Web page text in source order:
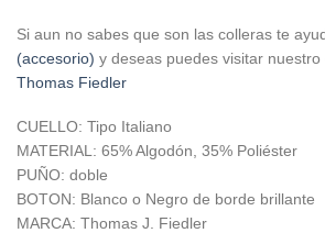
Si aun no sabes que son las colleras te
(accesorio) y deseas puedes visitar nuestro
Thomas Fiedler
CUELLO: Tipo Italiano
MATERIAL: 65% Algodón, 35% Poliéster
PUÑO: doble
BOTON: Blanco o Negro de borde brillante
MARCA: Thomas J. Fiedler